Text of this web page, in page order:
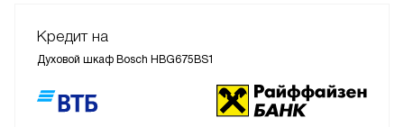
Кредит на
Духовой шкаф Bosch HBG675BS1